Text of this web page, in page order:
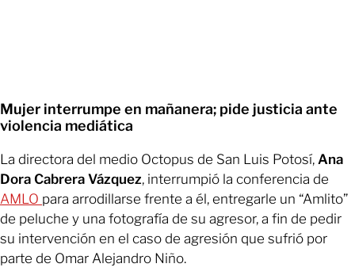
Mujer interrumpe en mañanera; pide justicia ante
violencia mediática
La directora del medio Octopus de San Luis Potosí, Ana
Dora Cabrera Vázquez, interrumpió la conferencia de
AMLO para arrodillarse frente a él, entregarle un “Amlito”
de peluche y una fotografía de su agresor, a fin de pedir
su intervención en el caso de agresión que sufrió por
parte de Omar Alejandro Niño.